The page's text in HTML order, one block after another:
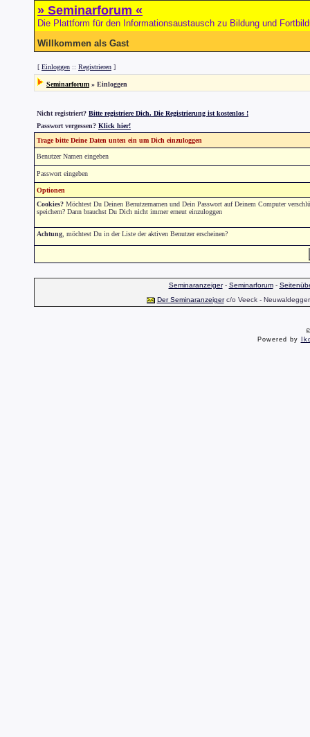
» Seminarforum «
Die Plattform für den Informationsaustausch zu Bildung und
Willkommen als Gast
[ Einloggen :: Registrieren ]
Seminarforum » Einloggen
Nicht registriert? Bitte registriere Dich. Die Registrierung ist kostenlos !
Passwort vergessen? Klick hier!
Trage bitte Deine Daten unten ein um Dich einzuloggen
Benutzer Namen eingeben
Passwort eingeben
Optionen
Cookies? Möchtest Du Deinen Benutzernamen und Dein Passwort auf Deinem Computer
speichern? Dann brauchst Du Dich nicht immer erneut einzuloggen
Achtung , möchtest Du in der Liste der aktiven Benutzer erscheinen?
Seminaranzeiger- Seminarforum-
Der Seminaranzeigerc/o Veeck -
Powered by